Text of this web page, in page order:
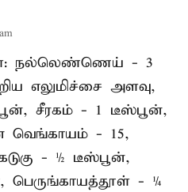
நல்லெண்ணெய் - 3
எலுமிச்சை அளவு,
சீரகம் - 1 டீஸ்பூன்,
வெங்காயம் - 15,
- ½ டீஸ்பூன்,
- ¼